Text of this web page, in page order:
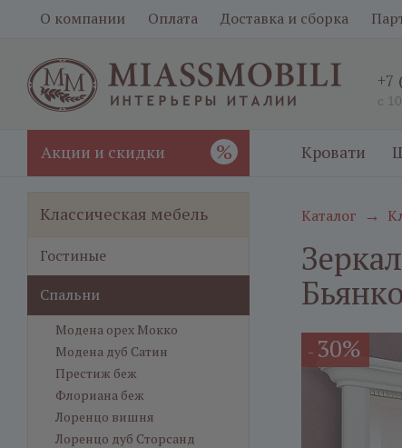
О компании Оплата Доставка и сборка
+7
с
Акции и скидки % Кровати
Каталог →
- 30%
Классическая мебель
Гостиные
Спальни
Модена орех Мокко
Модена дуб Сатин
Престиж беж
Флориана беж
Лоренцо вишня
Лоренцо дуб Сторсанд